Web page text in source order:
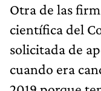
Otra de las
científica del
solicitada de
cuando era